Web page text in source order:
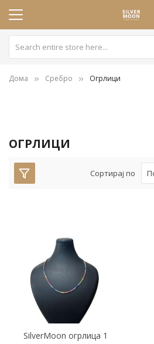
Дома Сребро Огрлици
ОГРЛИЦИ
Сортирај по
SilverMoon огрлица 1